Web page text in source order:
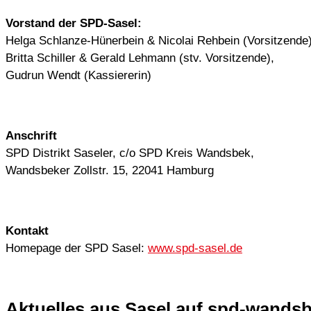
Vorstand der SPD-Sasel:
Helga Schlanze-Hünerbein & Nicolai Rehbein
Britta Schiller & Gerald Lehmann (stv. Vorsitzende),
Gudrun Wendt (Kassiererin)
Anschrift
SPD Distrikt Saseler, c/o SPD Kreis Wandsbek,
Wandsbeker Zollstr. 15, 22041 Hamburg
Kontakt
Homepage der SPD Sasel: www.spd-sasel.de